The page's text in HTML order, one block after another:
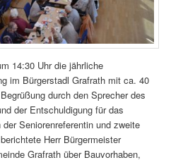
14:30 Uhr die jährliche
im Bürgerstadl Grafrath mit ca. 40
durch den Sprecher des
der Entschuldigung für das
Seniorenreferentin und zweite
Herr Bürgermeister
Grafrath über Bauvorhaben,